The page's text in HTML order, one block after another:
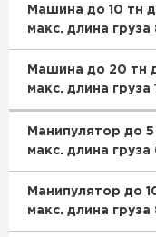
Машина до 10 тн
макс. длина груза
Машина до 20 тн
макс. длина груза
Манипулятор до 5
макс. длина груза
Манипулятор до
макс. длина груза